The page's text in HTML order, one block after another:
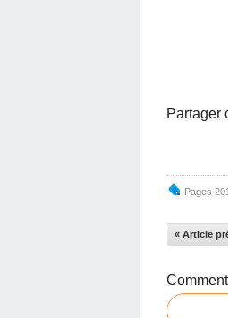
Partager
Pages
« Article